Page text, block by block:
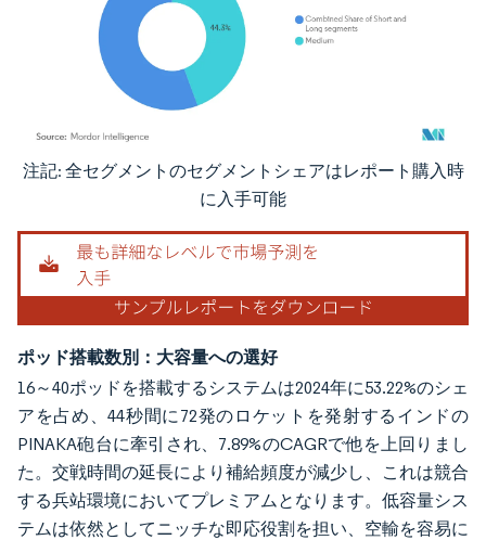
画像 © Mordor Intelligence。再利用にはCC BY 4.0の表示が必要です。
注記: 全セグメントのセグメントシェアはレポート購入時
に入手可能
ポッド搭載数別：大容量への選好
16～40ポッドを搭載するシステムは2024年に53.22%のシェ
アを占め、44秒間に72発のロケットを発射するインドの
PINAKA砲台に牽引され、7.89%のCAGRで他を上回りまし
た。交戦時間の延長により補給頻度が減少し、これは競合
する兵站環境においてプレミアムとなります。低容量シス
テムは依然としてニッチな即応役割を担い、空輸を容易に